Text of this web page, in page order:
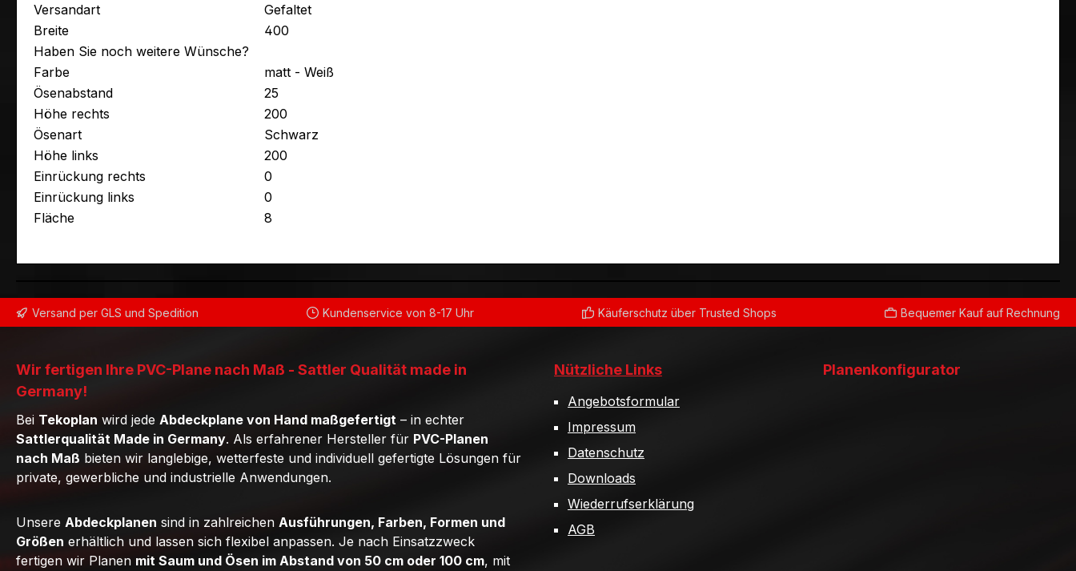
Versandart
Gefaltet
Breite
400
Haben Sie noch weitere Wünsche?
Farbe
matt - Weiß
Ösenabstand
25
Höhe rechts
200
Ösenart
Schwarz
Höhe links
200
Einrückung rechts
0
Einrückung links
0
Fläche
8
Versand per GLS und Spedition Kundenservice von 8-17 Uhr Käuferschutz über Trusted Shops Bequemer Kauf auf Rechnung
Wir fertigen Ihre PVC-Plane nach Maß - Sattler Qualität made in
Germany!
Bei Tekoplan wird jede Abdeckplane von Hand maßgefertigt – in echter
Sattlerqualität Made in Germany. Als erfahrener Hersteller für PVC-Planen
nach Maß bieten wir langlebige, wetterfeste und individuell gefertigte Lösungen für
private, gewerbliche und industrielle Anwendungen.
Unsere Abdeckplanen sind in zahlreichen Ausführungen, Farben, Formen und
Größen erhältlich und lassen sich flexibel anpassen. Je nach Einsatzzweck
fertigen wir Planen mit Saum und Ösen im Abstand von 50 cm oder 100 cm, mit
Nützliche Links
Angebotsformular
Impressum
Datenschutz
Downloads
Wiederrufserklärung
AGB
Planenkonfigurator